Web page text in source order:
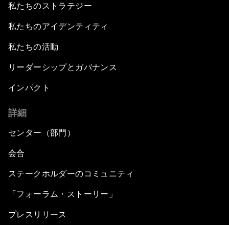
私たちのストラテジー
私たちのアイデンティティ
私たちの活動
リーダーシップとガバナンス
インパクト
詳細
センター（部門）
会合
ステークホルダーのコミュニティ
「フォーラム・ストーリー」
プレスリリース